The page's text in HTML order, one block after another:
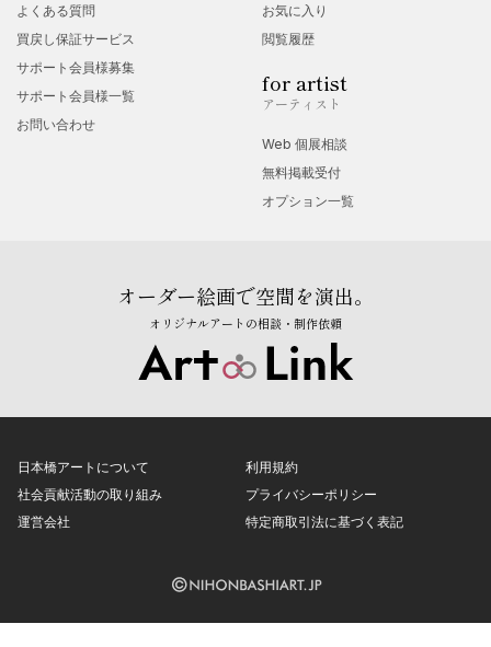
よくある質問
買戻し保証サービス
サポート会員様募集
サポート会員様一覧
お問い合わせ
お気に入り
閲覧履歴
for artist
アーティスト
Web 個展相談
無料掲載受付
オプション一覧
オーダー絵画で空間を演出。
オリジナルアートの相談・制作依頼
日本橋アートについて
社会貢献活動の取り組み
運営会社
利用規約
プライバシーポリシー
特定商取引法に基づく表記